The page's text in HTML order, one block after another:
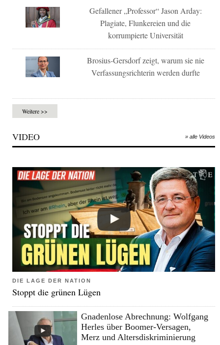
Gefallener „Professor“ Jason Arday:
Plagiate, Flunkereien und die
korrumpierte Universität
Brosius-Gersdorf zeigt, warum sie nie
Verfassungsrichterin werden durfte
Weitere >>
VIDEO » alle Videos
DIE LAGE DER NATION
Stoppt die grünen Lügen
Gnadenlose Abrechnung: Wolfgang
Herles über Boomer-Versagen,
Merz und Altersdiskriminierung